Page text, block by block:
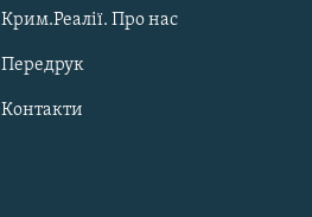
Крим.Реалії. Про нас
Передрук
Контакти